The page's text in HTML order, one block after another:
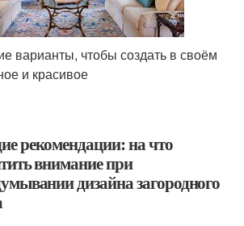
варианты, чтобы создать в своём
и красивое
рекомендации: на что
внимание при
дизайна загородного